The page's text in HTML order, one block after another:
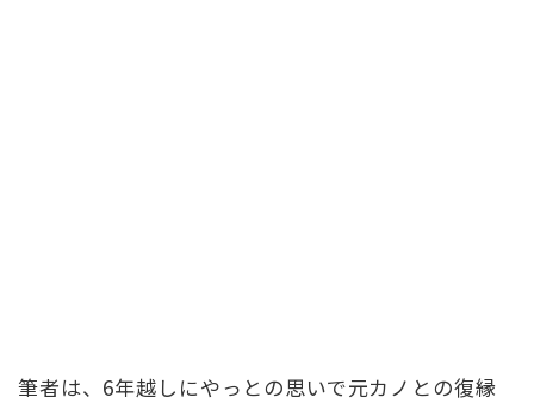
筆者は、6年越しにやっとの思いで元カノとの復縁